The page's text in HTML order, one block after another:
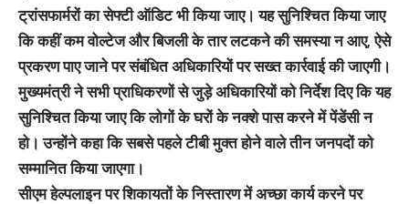
ट्रांसफार्मरों का सेफ्टी ऑडिट भी किया जाए। यह सुनिश्चित किया जाए
कि कहीं कम वोल्टेज और बिजली के तार लटकने की समस्या न आए, ऐसे
प्रकरण पाए जाने पर संबंधित अधिकारियों पर सख्त कार्रवाई की जाएगी।
मुख्यमंत्री ने सभी प्राधिकरणों से जुड़े अधिकारियों को निर्देश दिए कि यह
सुनिश्चित किया जाए कि लोगों के घरों के नक्शे पास करने में पेंडेंसी न
हो। उन्होंने कहा कि सबसे पहले टीबी मुक्त होने वाले तीन जनपदों को
सम्मानित किया जाएगा।
सीएम हेल्पलाइन पर शिकायतों के निस्तारण में अच्छा कार्य करने पर